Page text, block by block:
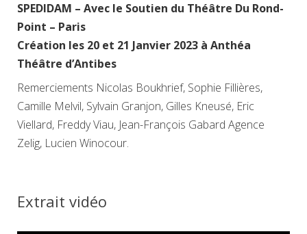
SPEDIDAM – Avec le Soutien du Théâtre Du Rond-
Point – Paris
Création les 20 et 21 Janvier 2023 à Anthéa
Théâtre d’Antibes
Remerciements Nicolas Boukhrief, Sophie Fillières,
Camille Melvil, Sylvain Granjon, Gilles Kneusé, Eric
Viellard, Freddy Viau, Jean-François Gabard Agence
Zelig, Lucien Winocour.
Extrait vidéo